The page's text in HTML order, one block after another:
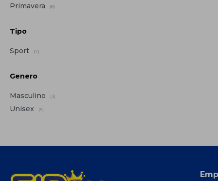
Primavera (8)
Tipo
Sport (7)
Genero
Masculino (3)
Unisex (5)